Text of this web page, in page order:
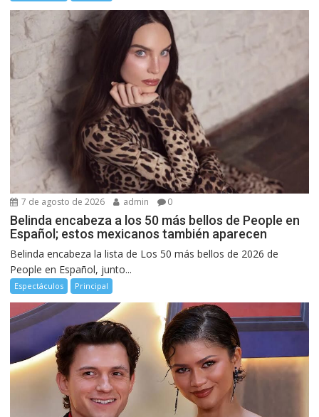
7 de agosto de 2026 admin 0
Belinda encabeza a los 50 más bellos de People en
Español; estos mexicanos también aparecen
Belinda encabeza la lista de Los 50 más bellos de 2026 de
People en Español, junto...
Espectáculos Principal